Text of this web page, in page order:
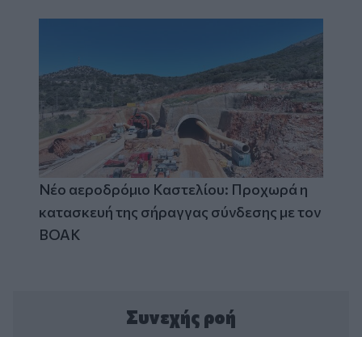
Νέο αεροδρόμιο Καστελίου: Προχωρά η
κατασκευή της σήραγγας σύνδεσης με τον
ΒΟΑΚ
Συνεχής ροή